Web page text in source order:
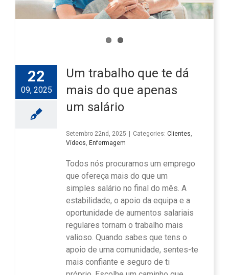
22
09, 2025
Um trabalho que te dá
mais do que apenas
um salário
Setembro 22nd, 2025 Categories: Clientes,
Vídeos, Enfermagem
Todos nós procuramos um emprego
que ofereça mais do que um
simples salário no final do mês. A
estabilidade, o apoio da equipa e a
oportunidade de aumentos salariais
regulares tornam o trabalho mais
valioso. Quando sabes que tens o
apoio de uma comunidade, sentes-te
mais confiante e seguro de ti